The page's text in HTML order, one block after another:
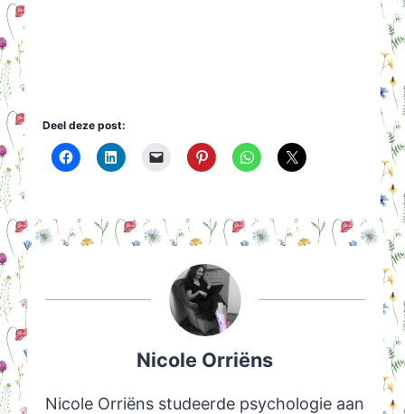
Deel deze post:
Nicole Orriëns
Nicole Orriëns studeerde psychologie aan